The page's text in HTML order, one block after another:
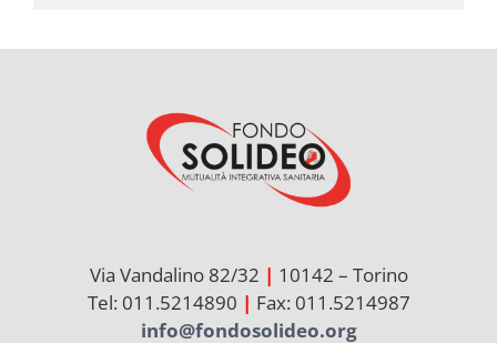
Via Vandalino 82/32 | 10142 – Torino
Tel: 011.5214890 | Fax: 011.5214987
info@fondosolideo.org